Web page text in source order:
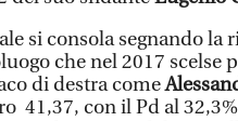
si consola segnando la
che nel 2017 scelse
di destra come
41,37, con il Pd al